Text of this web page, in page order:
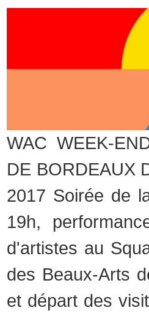
WAC WEEK-
DE BORDEAUX
2017 Soirée de
19h,
d'artistes au
des Beaux-Arts
et départ des